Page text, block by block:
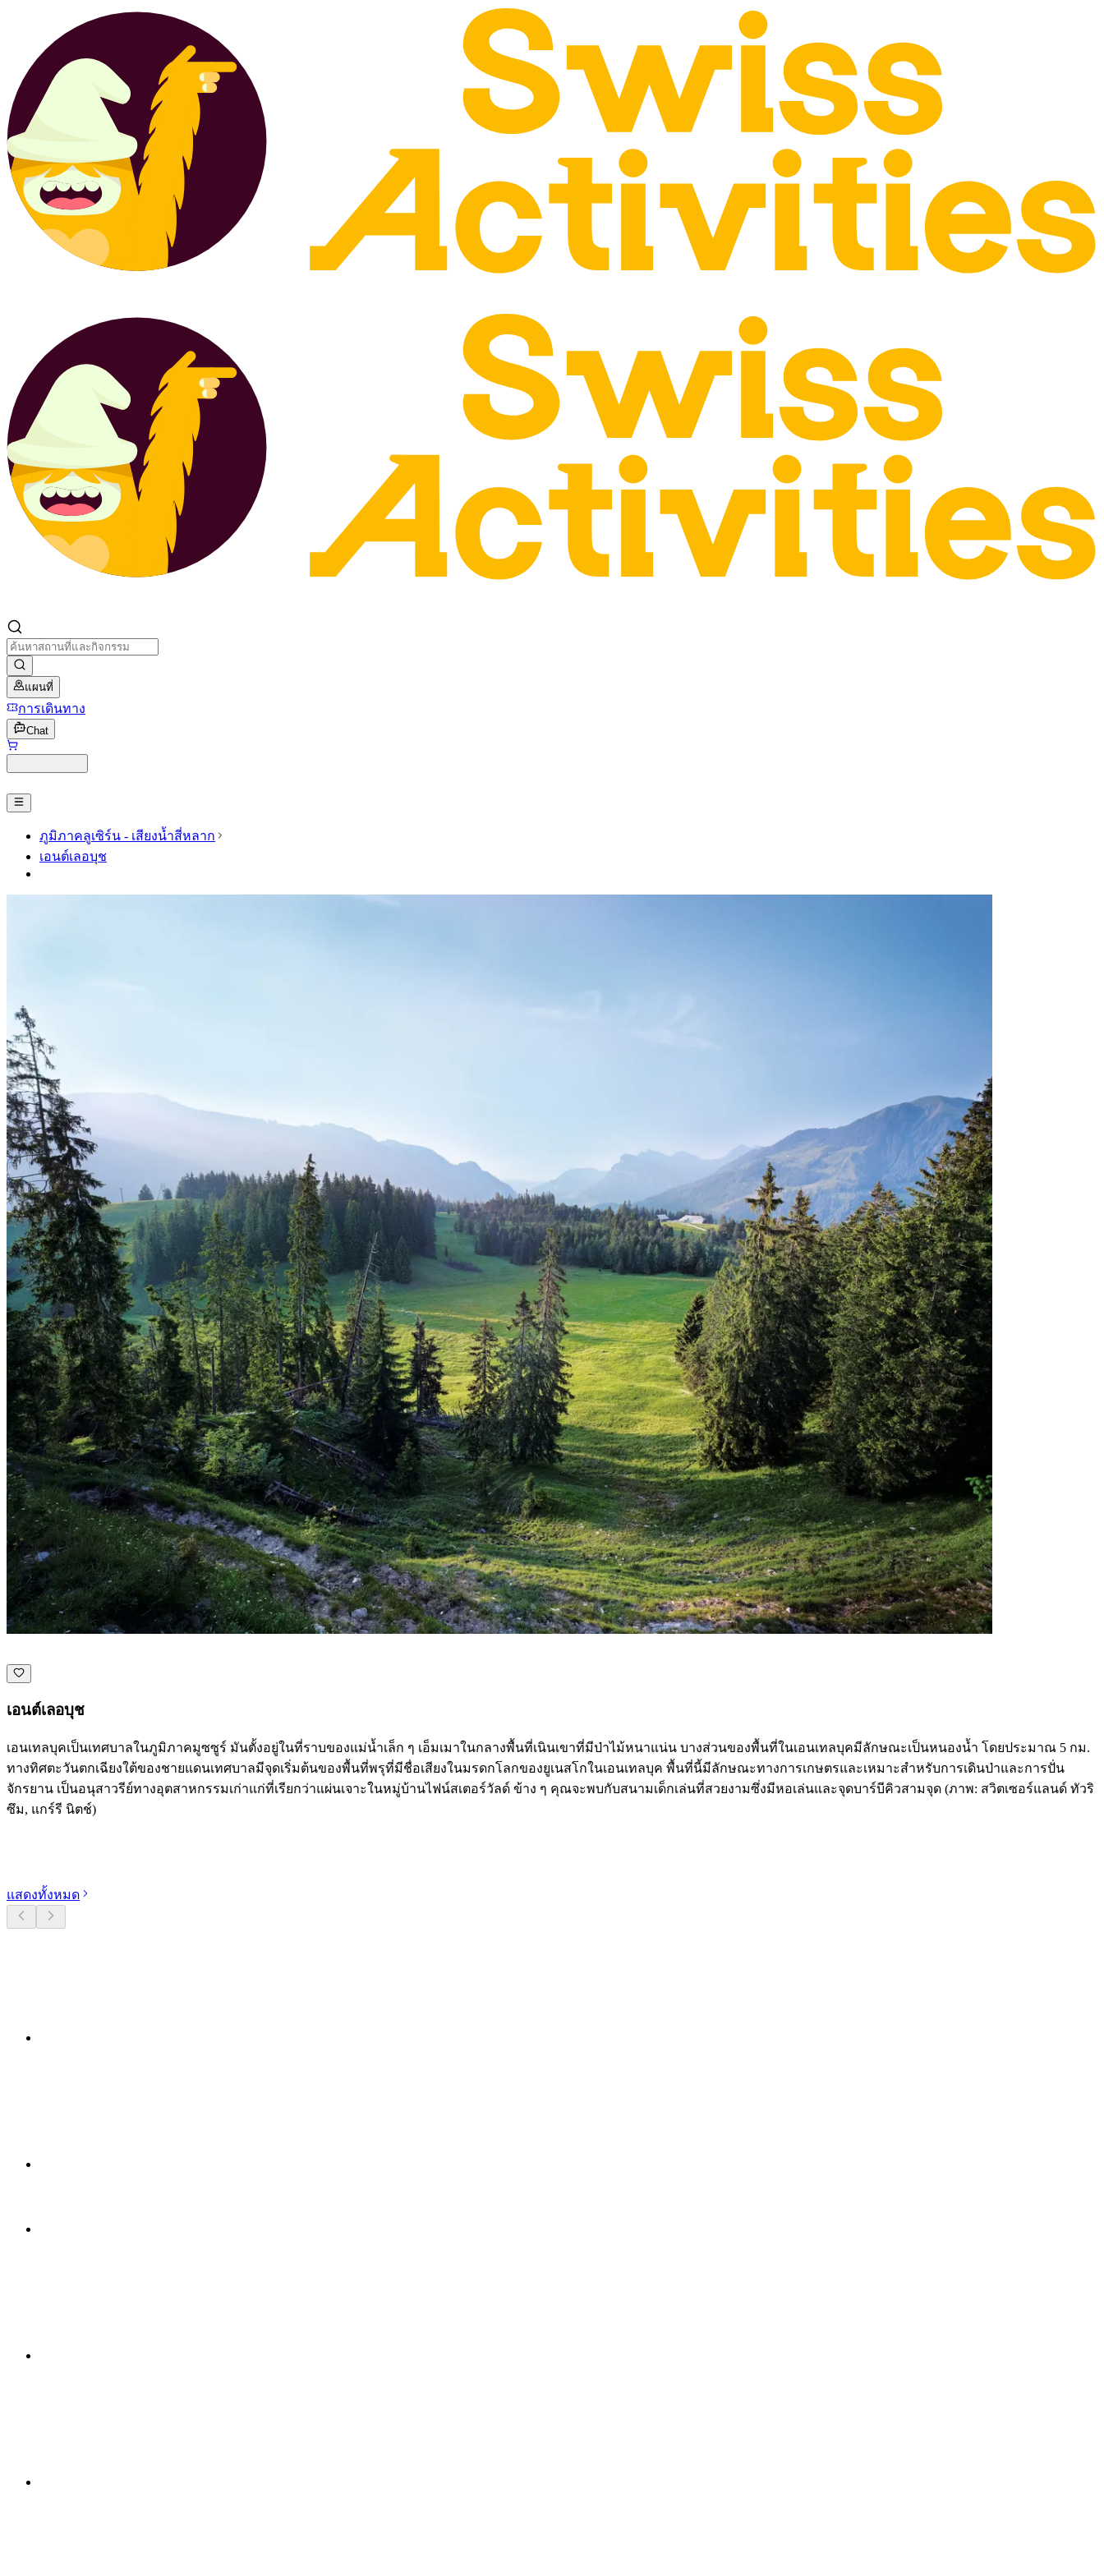
แผนที่
การเดินทาง
Chat
ภูมิภาคลูเซิร์น - เสียงน้ำสี่หลาก
เอนต์เลอบุช
เอนต์เลอบุช
เอนเทลบุคเป็นเทศบาลในภูมิภาคมูซซูร์ มันตั้งอยู่ในที่ราบของแม่น้ำเล็ก ๆ เอ็มเมาในกลางพื้นที่เนินเขาที่มีป่าไม้หนาแน่น บางส่วนของพื้นที่ในเอนเทลบุคมีลักษณะเป็นหนองน้ำ โดยประมาณ 5 กม.
ทางทิศตะวันตกเฉียงใต้ของชายแดนเทศบาลมีจุดเริ่มต้นของพื้นที่พรุที่มีชื่อเสียงในมรดกโลกของยูเนสโกในเอนเทลบุค พื้นที่นี้มีลักษณะทางการเกษตรและเหมาะสำหรับการเดินป่าและการปั่น
จักรยาน เป็นอนุสาวรีย์ทางอุตสาหกรรมเก่าแก่ที่เรียกว่าแผ่นเจาะในหมู่บ้านไฟน์สเตอร์วัลด์ ข้าง ๆ คุณจะพบกับสนามเด็กเล่นที่สวยงามซึ่งมีหอเล่นและจุดบาร์บีคิวสามจุด (ภาพ: สวิตเซอร์แลนด์ ทัวริ
ซึม, แกร์รี นิตช์)
แสดงทั้งหมด